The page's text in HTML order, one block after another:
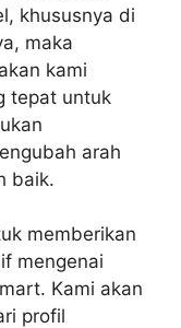
khususnya di
maka
kami
tepat untuk
arah
baik.
memberikan
mengenai
Kami akan
profil